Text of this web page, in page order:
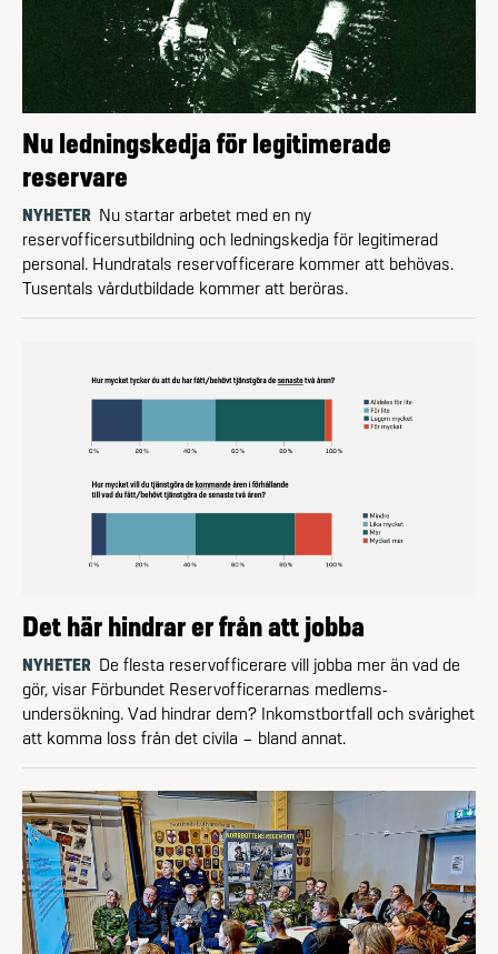
Nu ledningskedja för legitimerade
reservare
NYHETER Nu startar arbetet med en ny
reservofficersutbildning och ledningskedja för legitimerad
personal. Hundratals reserv­officerare kommer att behövas.
Tusentals vårdutbildade kommer att beröras.
Det här hindrar er från att jobba
NYHETER De flesta reservofficerare vill jobba mer än vad de
gör, visar Förbundet Reservofficerarnas medlems­
undersökning. Vad hindrar dem? Inkomstbortfall och svårighet
att komma loss från det civila – bland annat.